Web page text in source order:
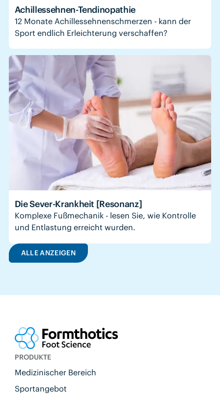
Achillessehnen-Tendinopathie
12 Monate Achillessehnenschmerzen - kann der
Sport endlich Erleichterung verschaffen?
Die Sever-Krankheit [Resonanz]
Komplexe Fußmechanik - lesen Sie, wie Kontrolle
und Entlastung erreicht wurden.
ALLE ANZEIGEN
PRODUKTE
Medizinischer Bereich
Sportangebot